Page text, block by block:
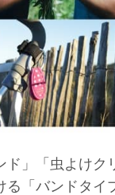
」「虫よけ
「バンドタ